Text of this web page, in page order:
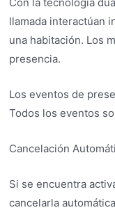
llamada interactúan
una habitación. Los
presencia.
Los eventos de
Todos los eventos
Cancelación
Si se encuentra
cancelarla